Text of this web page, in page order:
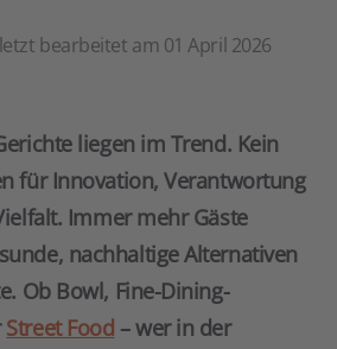
bearbeitet am 01 April 2026
liegen im Trend. Kein
für Innovation, Verantwortung
Immer mehr Gäste
nachhaltige Alternativen
Ob Bowl, Fine-Dining-
Street Food – wer in der